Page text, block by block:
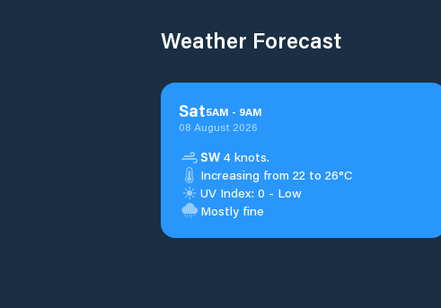
Weather Forecast
Sat5AM - 9AM
08 August 2026
SW 4 knots.
Increasing from 22 to 26°C
UV Index: 0 - Low
Mostly fine